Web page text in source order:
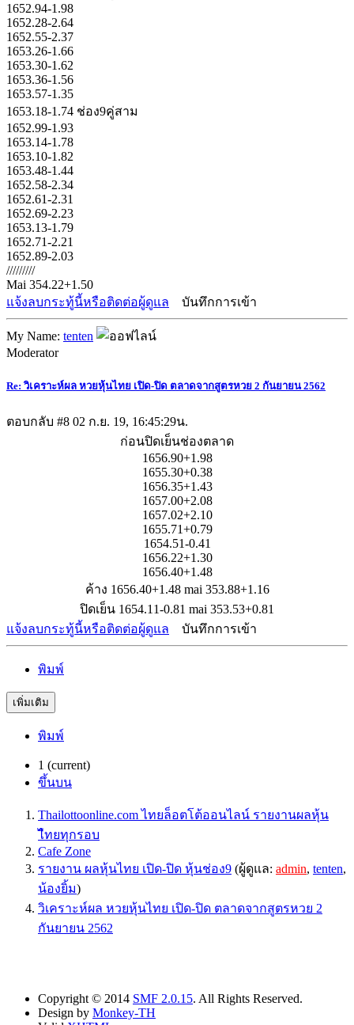
1652.94-1.98
1652.28-2.64
1652.55-2.37
1653.26-1.66
1653.30-1.62
1653.36-1.56
1653.57-1.35
1653.18-1.74 ช่อง9คู่สาม
1652.99-1.93
1653.14-1.78
1653.10-1.82
1653.48-1.44
1652.58-2.34
1652.61-2.31
1652.69-2.23
1653.13-1.79
1652.71-2.21
1652.89-2.03
/////////
Mai 354.22+1.50
แจ้งลบกระทู้นี้หรือติดต่อผู้ดูแล
บันทึกการเข้า
My Name: tenten
Moderator
Re: วิเคราะห์ผล หวยหุ้นไทย เปิด-ปิด ตลาดจากสูตรหวย 2 กันยายน 2562
ตอบกลับ #8 02 ก.ย. 19, 16:45:29น.
ก่อนปิดเย็นช่องตลาด
1656.90+1.98
1655.30+0.38
1656.35+1.43
1657.00+2.08
1657.02+2.10
1655.71+0.79
1654.51-0.41
1656.22+1.30
1656.40+1.48
ค้าง 1656.40+1.48 mai 353.88+1.16
ปิดเย็น 1654.11-0.81 mai 353.53+0.81
แจ้งลบกระทู้นี้หรือติดต่อผู้ดูแล
บันทึกการเข้า
พิมพ์
เพิ่มเติม
พิมพ์
1 (current)
ขึ้นบน
Thailottoonline.com ไทยล็อตโต้ออนไลน์ รายงานผลหุ้น
ไืทยทุกรอบ
Cafe Zone
รายงาน ผลหุ้นไทย เปิด-ปิด หุ้นช่อง9 (ผู้ดูแล: admin, tenten,
น้องยิ้ม)
วิเคราะห์ผล หวยหุ้นไทย เปิด-ปิด ตลาดจากสูตรหวย 2
กันยายน 2562
Copyright © 2014 SMF 2.0.15. All Rights Reserved.
Design by Monkey-TH